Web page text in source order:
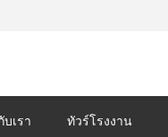
บเรา ทัวร์โรงงาน